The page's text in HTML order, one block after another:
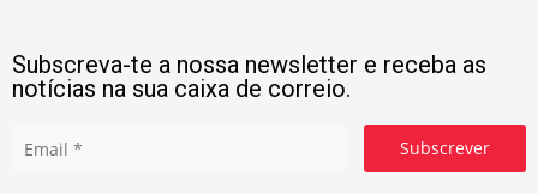
Subscreva-te a nossa newsletter e receba as
notícias na sua caixa de correio.
Subscrever